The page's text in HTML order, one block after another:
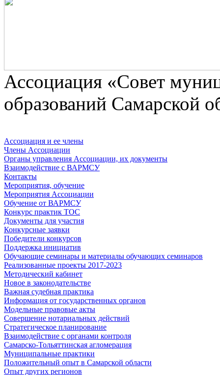
Ассоциaция «Совет
образований Самарской
Ассоциация и ее члены
Члены Ассоциации
Органы управления Ассоциации, их документы
Взаимодействие c ВАРМСУ
Контакты
Мероприятия, обучение
Мероприятия Ассоциации
Обучение от ВАРМСУ
Конкурс практик ТОС
Документы для участия
Конкурсные заявки
Победители конкурсов
Поддержка инициатив
Обучающие семинары и материалы обучающих семинаров
Реализованные проекты 2017-2023
Методический кабинет
Новое в законодательстве
Важная судебная практика
Информация от государственных органов
Модельные правовые акты
Совершение нотариальных действий
Стратегическое планирование
Взаимодействие с органами контроля
Самарско-Тольяттинская агломерация
Муниципальные практики
Положительный опыт в Самарской области
Опыт других регионов